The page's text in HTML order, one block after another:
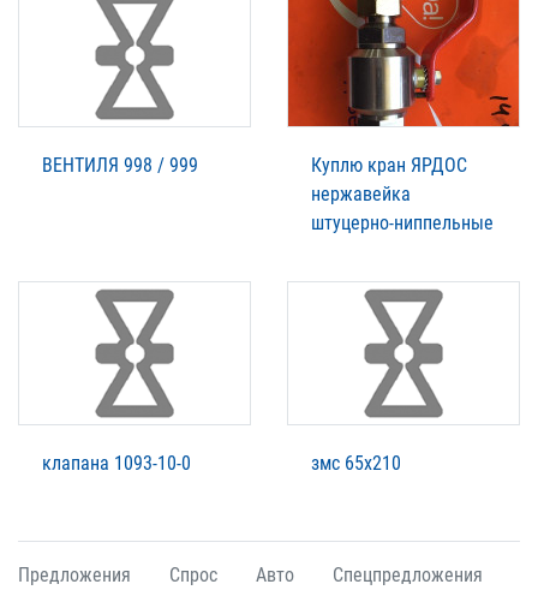
ВЕНТИЛЯ 998 / 999
Куплю кран ЯРДОС
нержавейка
штуцерно-ниппельные
клапана 1093-10-0 змс 65х210
Предложения Спрос Авто Спецпредложения